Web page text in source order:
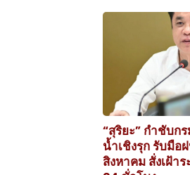
“สุริยะ” กำชับก
น้ำเชิงรุก รับมือ
สิงหาคม สั่งเฝ้าร